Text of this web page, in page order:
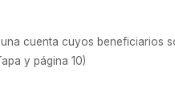
cuenta cuyos beneficiarios
y página 10)